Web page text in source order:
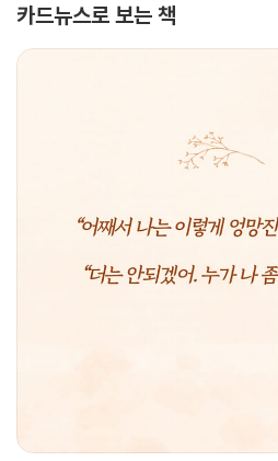
카드뉴스로 보는 책